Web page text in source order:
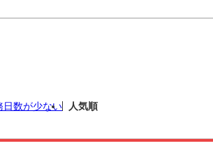
日数が少ない 人気順